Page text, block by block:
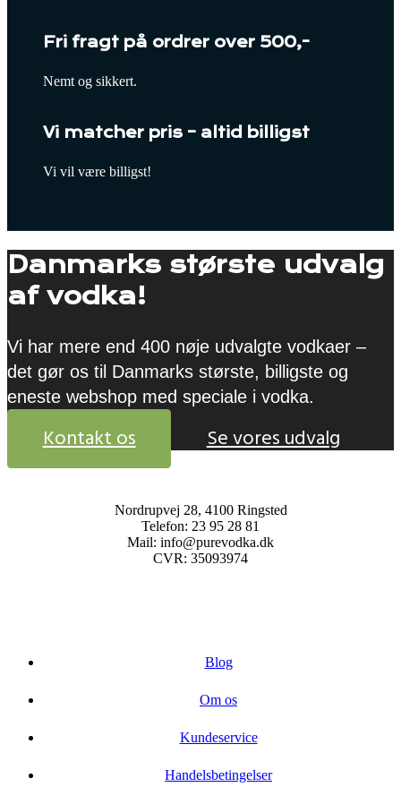
Fri fragt på ordrer over 500,-
Nemt og sikkert.
Vi matcher pris – altid billigst
Vi vil være billigst!
Danmarks største udvalg
af vodka!
Vi har mere end 400 nøje udvalgte vodkaer –
det gør os til Danmarks største, billigste og
eneste webshop med speciale i vodka.
Kontakt os Se vores udvalg
Nordrupvej 28, 4100 Ringsted
Telefon: 23 95 28 81
Mail: info@purevodka.dk
CVR: 35093974
Blog
Om os
Kundeservice
Handelsbetingelser